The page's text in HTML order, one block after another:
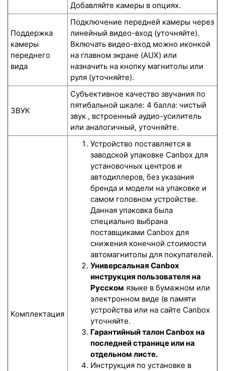
Добавляйте камеры в опциях.
Поддержка
камеры
переднего
вида
Подключение передней камеры через
линейный видео-вход (уточняйте).
Включать видео-вход можно иконкой
на главном экране (AUX) или
назначить на кнопку магнитолы или
руля (уточняйте).
ЗВУК
Субъективное качество звучания по
пятибальной шкале: 4 балла: чистый
звук , встроенный аудио-усилитель
или аналогичный, уточняйте.
Комплектация
Устройство поставляется в
заводской упаковке Canbox для
установочных центров и
автодиллеров, без указания
бренда и модели на упаковке и
самом головном устройстве.
Данная упаковка была
специально выбрана
поставщиками Canbox для
снижения конечной стоимости
автомагнитолы для покупателей.
Универсальная Canbox
инструкция пользователя на
Русском языке в бумажном или
электронном виде (в памяти
устройства или на сайте Canbox
уточняйте.
Гарантийный талон Canbox на
последней странице или на
отдельном листе.
Инструкция по установке в